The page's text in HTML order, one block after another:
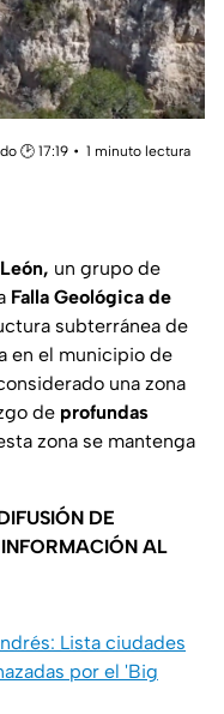
🕑 17:19
1 minuto lectura
un grupo de
Falla Geológica de
subterránea de
en el municipio de
una zona
de profundas
zona se mantenga
DE
AL
Lista ciudades
por el 'Big